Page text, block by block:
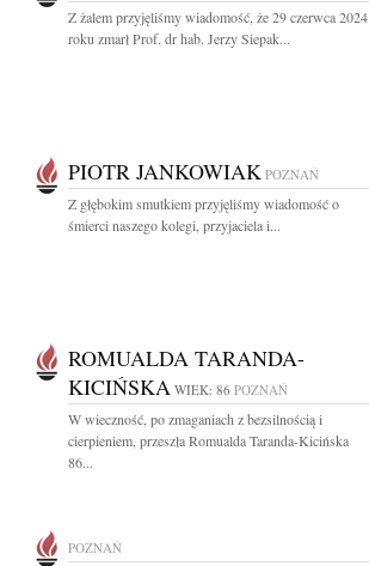
Z żalem przyjęliśmy wiadomość, że 29 czerwca 2024
roku zmarł Prof. dr hab. Jerzy Siepak...
PIOTR JANKOWIAK POZNAŃ
Z głębokim smutkiem przyjęliśmy wiadomość o
śmierci naszego kolegi, przyjaciela i...
ROMUALDA TARANDA-
KICIŃSKA WIEK: 86 POZNAŃ
W wieczność, po zmaganiach z bezsilnością i
cierpieniem, przeszła Romualda Taranda-Kicińska
86...
POZNAŃ